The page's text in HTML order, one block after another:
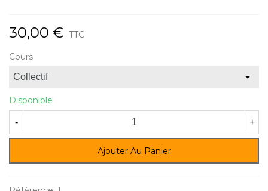
30,00 € TTC
Cours
Disponible
- +
Ajouter Au Panier